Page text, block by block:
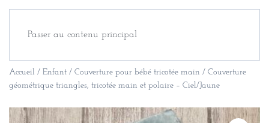
Passer au contenu principal
Accueil / Enfant / Couverture pour bébé tricotée main / Couverture
géométrique triangles, tricotée main et polaire – Ciel/Jaune